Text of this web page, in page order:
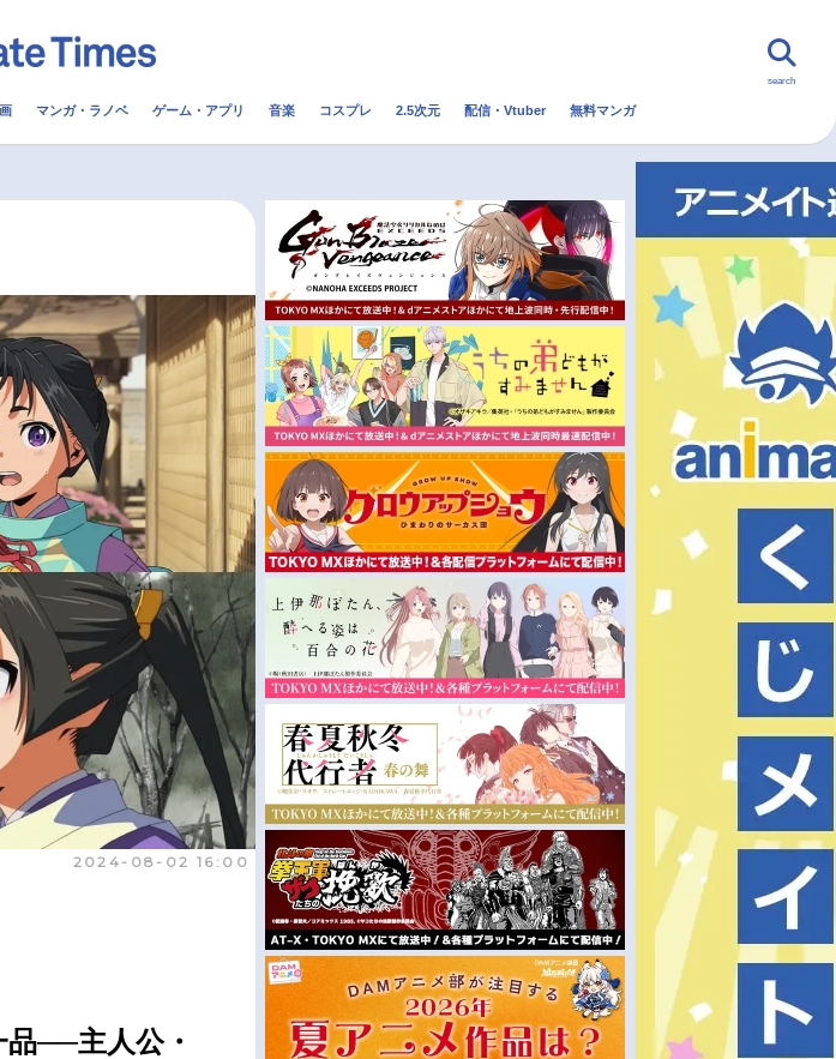
配信・Vtuber トレンド 無料マンガ
一覧
今期アニメ曜日別一覧
春アニメ
夏アニメ
秋アニメ
冬アニメ
US
search
マンガ・ラノベ ゲーム・アプリ 音楽 コスプレ 2.5次元 配信・Vtuber 無料マンガ
2024-08-02 16:00
品──主人公・